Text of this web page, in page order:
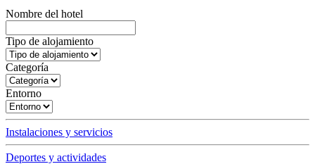
Nombre del hotel
Tipo de alojamiento
Categoría
Entorno
Instalaciones y servicios
Deportes y actividades